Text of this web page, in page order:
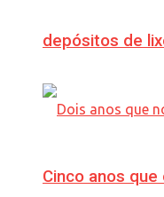
depósitos de
Cinco anos